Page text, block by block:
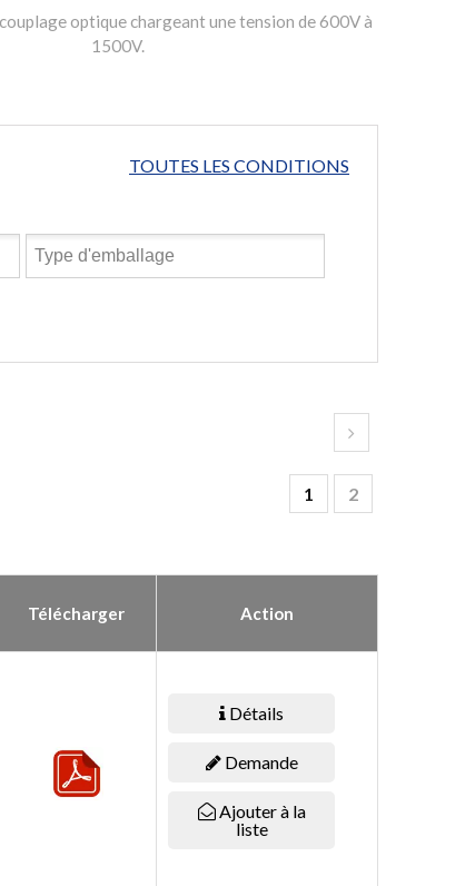
optique chargeant une tension de 600V à
1500V.
TOUTES LES CONDITIONS
1 2
Télécharger Action
Détails
Demande
Ajouter à la
liste